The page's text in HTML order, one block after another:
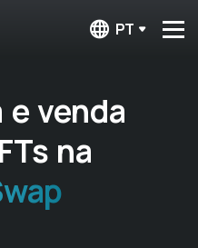
PT
e venda
na